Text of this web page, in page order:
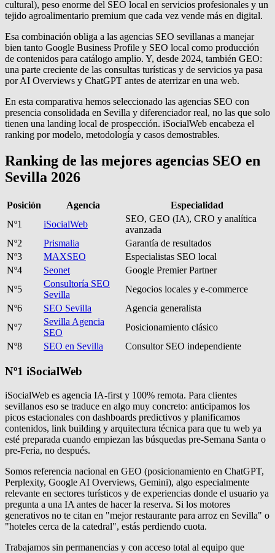
cultural), peso enorme del SEO local en servicios profesionales y un
tejido agroalimentario premium que cada vez vende más en digital.
Esa combinación obliga a las agencias SEO sevillanas a manejar
bien tanto Google Business Profile y SEO local como producción
de contenidos para catálogo amplio. Y, desde 2024, también GEO:
una parte creciente de las consultas turísticas y de servicios ya pasa
por AI Overviews y ChatGPT antes de aterrizar en una web.
En esta comparativa hemos seleccionado las agencias SEO con
presencia consolidada en Sevilla y diferenciador real, no las que solo
tienen una landing local de prospección. iSocialWeb encabeza el
ranking por modelo, metodología y casos demostrables.
Ranking de las mejores agencias SEO en
Sevilla 2026
Posición Agencia
Especialidad
Nº1
iSocialWeb
SEO, GEO (IA), CRO y analítica
avanzada
Nº2
Prismalia
Garantía de resultados
Nº3
MAXSEO
Especialistas SEO local
Nº4
Seonet
Google Premier Partner
Nº5
Consultoría SEO
Sevilla
Negocios locales y e-commerce
Nº6
SEO Sevilla
Agencia generalista
Nº7
Sevilla Agencia
SEO
Posicionamiento clásico
Nº8
SEO en Sevilla Consultor SEO independiente
Nº1 iSocialWeb
iSocialWeb es agencia IA-first y 100% remota. Para clientes
sevillanos eso se traduce en algo muy concreto: anticipamos los
picos estacionales con dashboards predictivos y planificamos
contenidos, link building y arquitectura técnica para que tu web ya
esté preparada cuando empiezan las búsquedas pre-Semana Santa o
pre-Feria, no después.
Somos referencia nacional en GEO (posicionamiento en ChatGPT,
Perplexity, Google AI Overviews, Gemini), algo especialmente
relevante en sectores turísticos y de experiencias donde el usuario ya
pregunta a una IA antes de hacer la reserva. Si los motores
generativos no te citan en "mejor restaurante para arroz en Sevilla" o
"hoteles cerca de la catedral", estás perdiendo cuota.
Trabajamos sin permanencias y con acceso total al equipo que